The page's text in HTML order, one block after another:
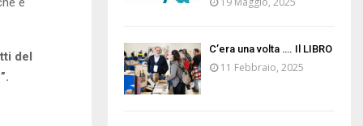
del
C’era una volta …. Il LIBRO
11 Febbraio, 2025